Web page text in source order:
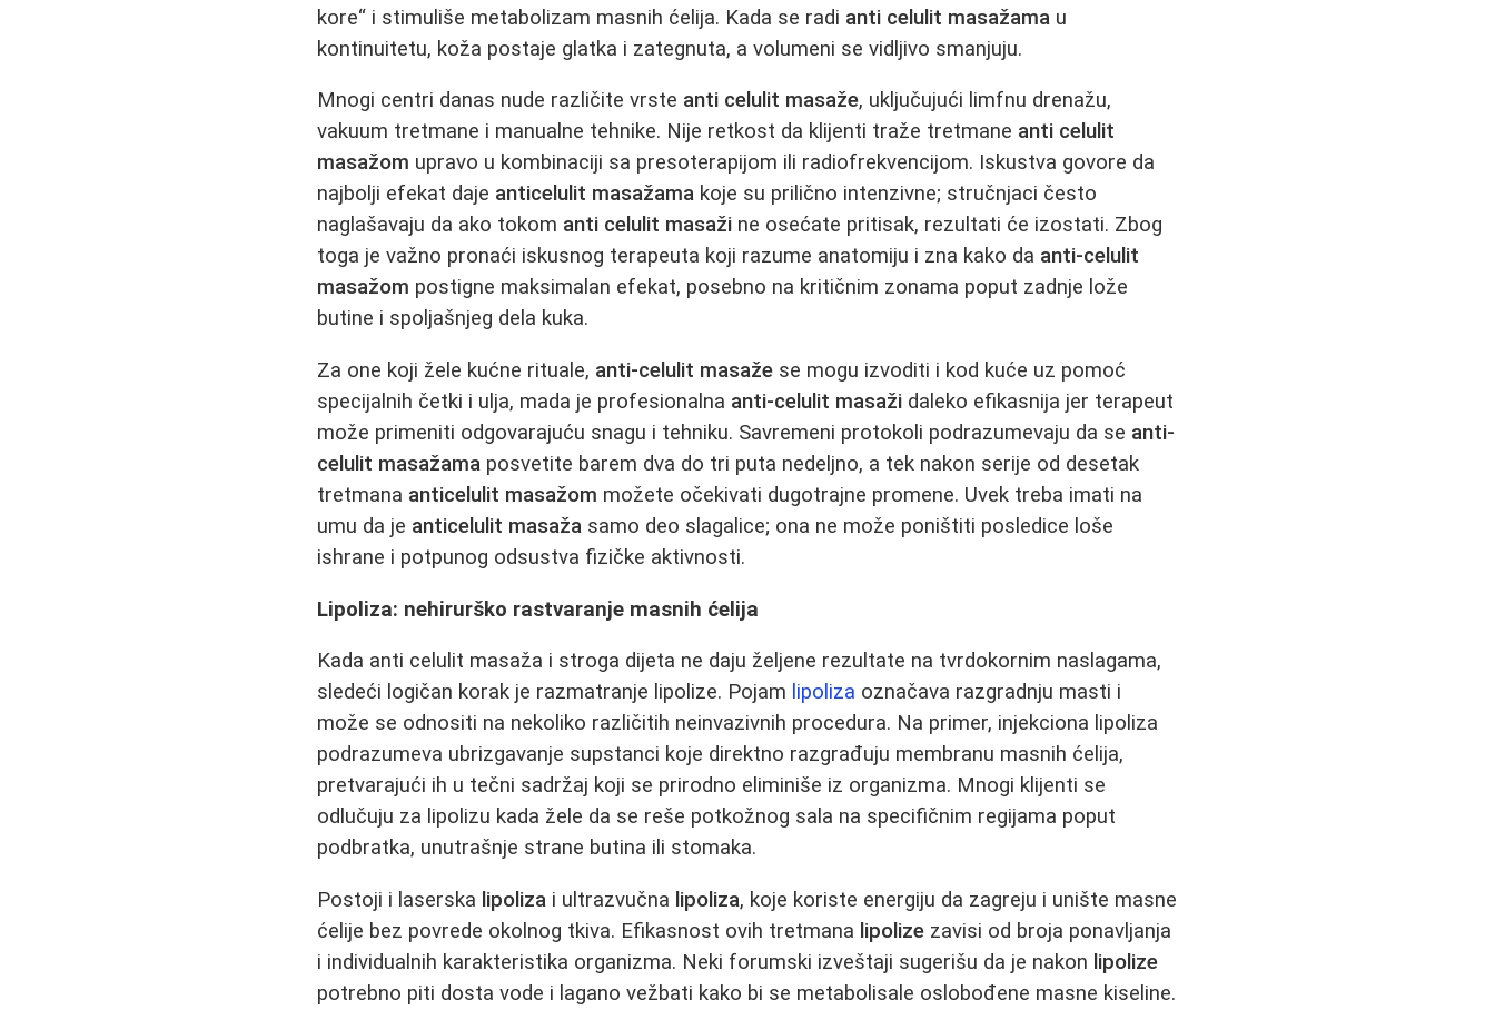
kore“ i stimuliše metabolizam masnih ćelija. Kada se radi anti celulit masažama u
kontinuitetu, koža postaje glatka i zategnuta, a volumeni se vidljivo smanjuju.
Mnogi centri danas nude različite vrste anti celulit masaže, uključujući limfnu drenažu,
vakuum tretmane i manualne tehnike. Nije retkost da klijenti traže tretmane anti celulit
masažom upravo u kombinaciji sa presoterapijom ili radiofrekvencijom. Iskustva govore da
najbolji efekat daje anticelulit masažama koje su prilično intenzivne; stručnjaci često
naglašavaju da ako tokom anti celulit masaži ne osećate pritisak, rezultati će izostati. Zbog
toga je važno pronaći iskusnog terapeuta koji razume anatomiju i zna kako da anti-celulit
masažom postigne maksimalan efekat, posebno na kritičnim zonama poput zadnje lože
butine i spoljašnjeg dela kuka.
Za one koji žele kućne rituale, anti-celulit masaže se mogu izvoditi i kod kuće uz pomoć
specijalnih četki i ulja, mada je profesionalna anti-celulit masaži daleko efikasnija jer terapeut
može primeniti odgovarajuću snagu i tehniku. Savremeni protokoli podrazumevaju da se anti-
celulit masažama posvetite barem dva do tri puta nedeljno, a tek nakon serije od desetak
tretmana anticelulit masažom možete očekivati dugotrajne promene. Uvek treba imati na
umu da je anticelulit masaža samo deo slagalice; ona ne može poništiti posledice loše
ishrane i potpunog odsustva fizičke aktivnosti.
Lipoliza: nehirurško rastvaranje masnih ćelija
Kada anti celulit masaža i stroga dijeta ne daju željene rezultate na tvrdokornim naslagama,
sledeći logičan korak je razmatranje lipolize. Pojam lipoliza označava razgradnju masti i
može se odnositi na nekoliko različitih neinvazivnih procedura. Na primer, injekciona lipoliza
podrazumeva ubrizgavanje supstanci koje direktno razgrađuju membranu masnih ćelija,
pretvarajući ih u tečni sadržaj koji se prirodno eliminiše iz organizma. Mnogi klijenti se
odlučuju za lipolizu kada žele da se reše potkožnog sala na specifičnim regijama poput
podbratka, unutrašnje strane butina ili stomaka.
Postoji i laserska lipoliza i ultrazvučna lipoliza, koje koriste energiju da zagreju i unište masne
ćelije bez povrede okolnog tkiva. Efikasnost ovih tretmana lipolize zavisi od broja ponavljanja
i individualnih karakteristika organizma. Neki forumski izveštaji sugerišu da je nakon lipolize
potrebno piti dosta vode i lagano vežbati kako bi se metabolisale oslobođene masne kiseline.